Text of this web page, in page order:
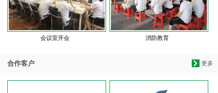
会议室开会 消防教育
更多
合作客户